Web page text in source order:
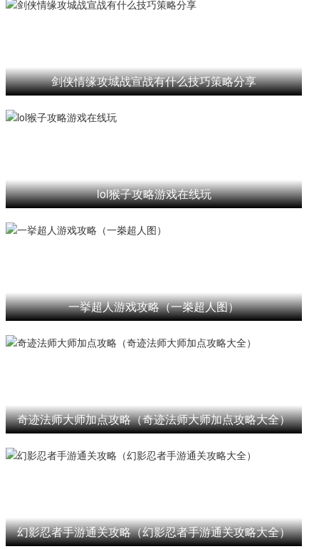
剑侠情缘攻城战宣战有什么技巧策略分享
lol猴子攻略游戏在线玩
一挙超人游戏攻略（一桊超人图）
奇迹法师大师加点攻略（奇迹法师大师加点攻略大全）
幻影忍者手游通关攻略（幻影忍者手游通关攻略大全）